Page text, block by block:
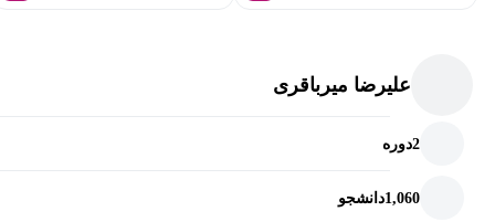
علیرضا میرباقری
2دوره
1,060دانشجو